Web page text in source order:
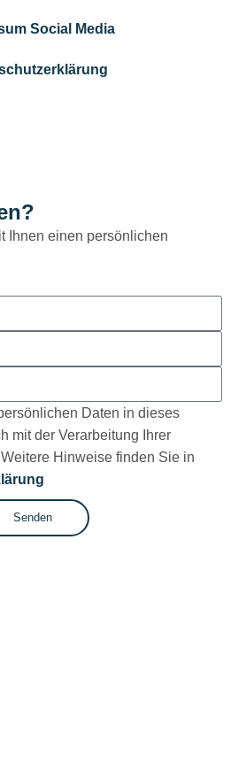
Social Media
Ihnen einen persönlichen
Daten in dieses
mit der Verarbeitung Ihrer
Hinweise finden Sie in
Senden